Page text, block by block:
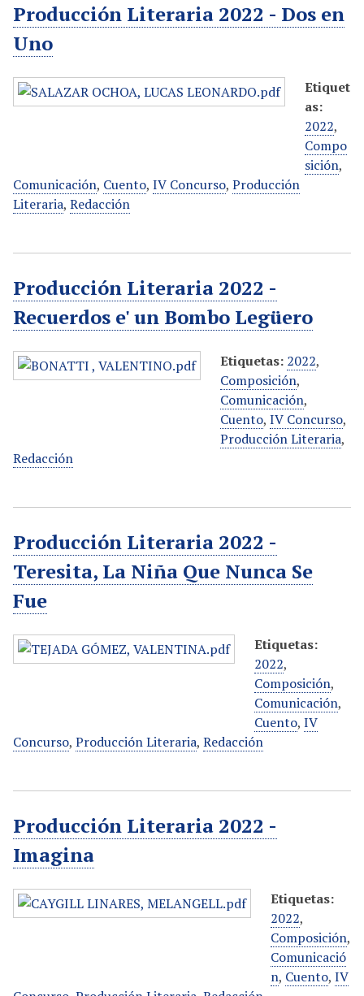
Producción Literaria 2022 - Dos en
Uno
Etiquet
as:
2022,
Compo
sición,
Comunicación, Cuento, IV Concurso, Producción
Literaria, Redacción
Producción Literaria 2022 -
Recuerdos e' un Bombo Legüero
Etiquetas: 2022,
Composición,
Comunicación,
Cuento, IV Concurso,
Producción Literaria,
Redacción
Producción Literaria 2022 -
Teresita, La Niña Que Nunca Se
Fue
Etiquetas:
2022,
Composición,
Comunicación,
Cuento, IV
Concurso, Producción Literaria, Redacción
Producción Literaria 2022 -
Imagina
Etiquetas:
2022,
Composición,
Comunicació
n, Cuento, IV